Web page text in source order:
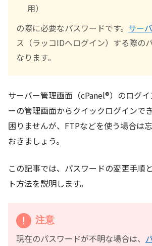
用）
の際に必要なパスワードです。 サー
ス（ラッコIDへログイン）する際の
なります。
サーバー管理画面（cPanel®）のログ
ーの管理画面からクイックログインで
困りませんが、FTPなどを使う場合は
おきましょう。
この記事では、パスワードの変更手順
ト方法を説明します。
注意
現在のパスワードが不明な場合は、